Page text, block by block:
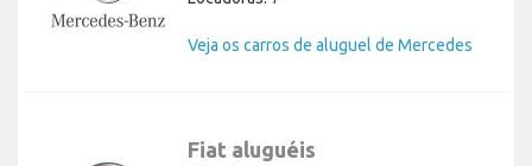
Veja os carros de aluguel de Mercedes
Fiat aluguéis